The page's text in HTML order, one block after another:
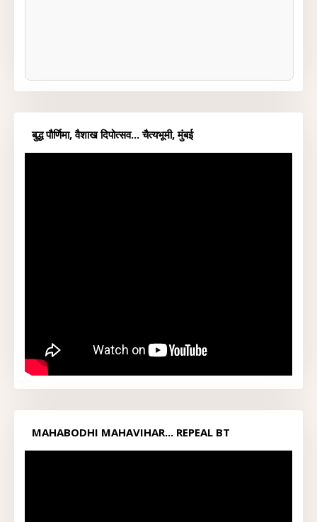
बुद्ध पौर्णिमा, वैशाख दिपोत्सव... चैत्यभूमी, मुंबई
MAHABODHI MAHAVIHAR... REPEAL BT
ACT1949...